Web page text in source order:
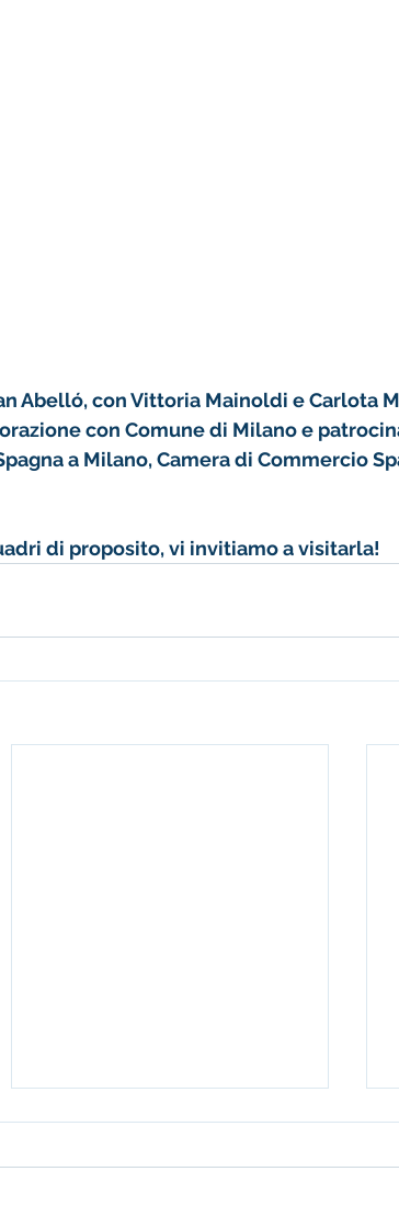
Abelló, con Vittoria Mainoldi e Carlota
con Comune di Milano e
a Milano, Camera di Commercio
di proposito, vi invitiamo a visitarla!